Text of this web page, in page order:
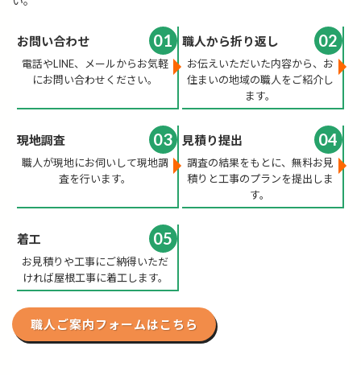
01
お問い合わせ
電話やLINE、メールからお気軽
にお問い合わせください。
02
職人から折り返し
お伝えいただいた内容から、お
住まいの地域の職人をご紹介し
ます。
03
現地調査
職人が現地にお伺いして現地調
査を行います。
04
見積り提出
調査の結果をもとに、無料お見
積りと工事のプランを提出しま
す。
05
着工
お見積りや工事にご納得いただ
ければ屋根工事に着工します。
職人ご案内フォームはこちら